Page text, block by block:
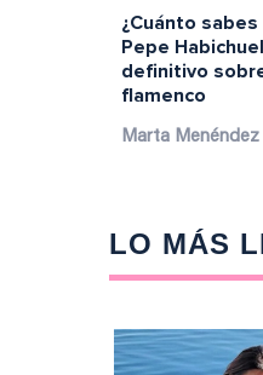
¿Cuánto
Pepe
definitivo
flamenco
Marta Menéndez
LO MÁS